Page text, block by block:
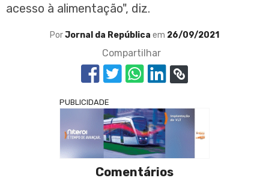
acesso à alimentação", diz.
PorJornal da República em 26/09/2021
Compartilhar
PUBLICIDADE
Comentários